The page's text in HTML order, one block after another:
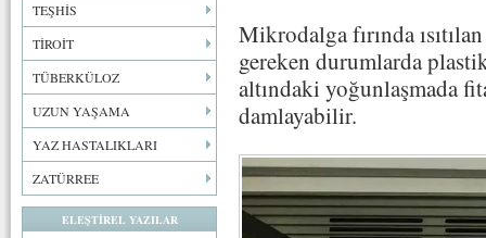
TEŞHİS
TİROİT
TÜBERKÜLOZ
UZUN YAŞAMA
YAZ HASTALIKLARI
ZATÜRREE
ELEŞTİREL YAZILAR
Mikrodalga fırında
gereken durumlarda
altındaki yoğunlaşmada
damlayabilir.